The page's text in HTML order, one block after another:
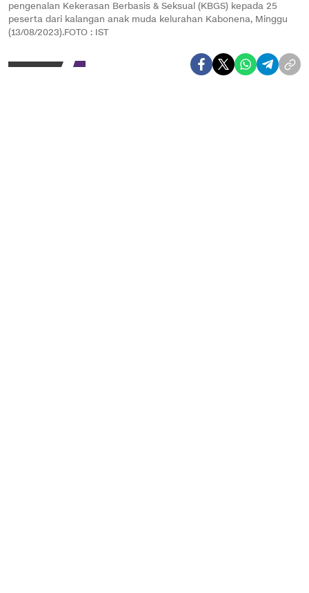
pengenalan Kekerasan Berbasis & Seksual (KBGS) kepada 25
peserta dari kalangan anak muda kelurahan Kabonena, Minggu
(13/08/2023).FOTO : IST